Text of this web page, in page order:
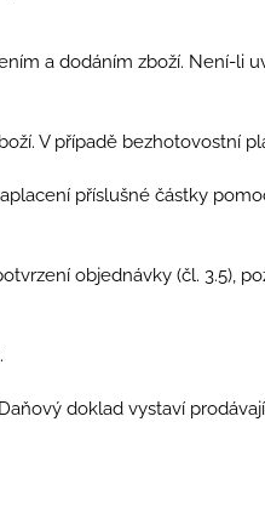
a dodáním zboží. Není-li
V případě bezhotovostní
příslušné částky
objednávky (čl. 3.5),
doklad vystaví